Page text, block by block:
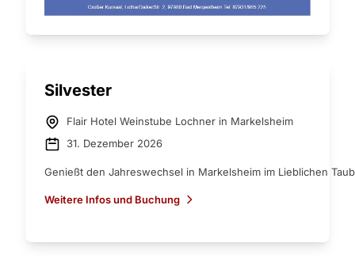
Silvester
Flair Hotel Weinstube Lochner in Markelsheim
31. Dezember 2026
Genießt den Jahreswechsel in Markelsheim im Lieblichen
Weitere Infos und Buchung